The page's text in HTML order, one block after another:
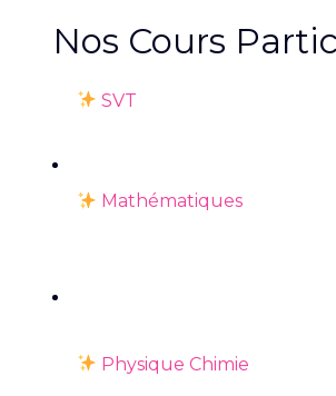
Nos Cours
SVT
Mathématiques
Physique Chimie